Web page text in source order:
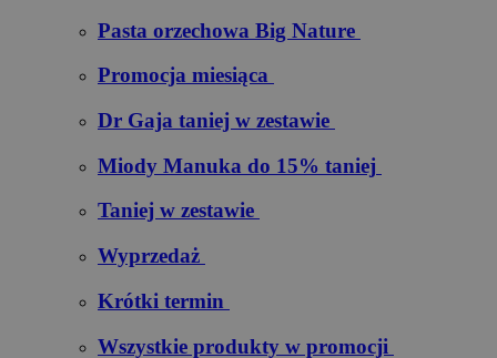
Pasta orzechowa Big Nature
Promocja miesiąca
Dr Gaja taniej w zestawie
Miody Manuka do 15% taniej
Taniej w zestawie
Wyprzedaż
Krótki termin
Wszystkie produkty w promocji